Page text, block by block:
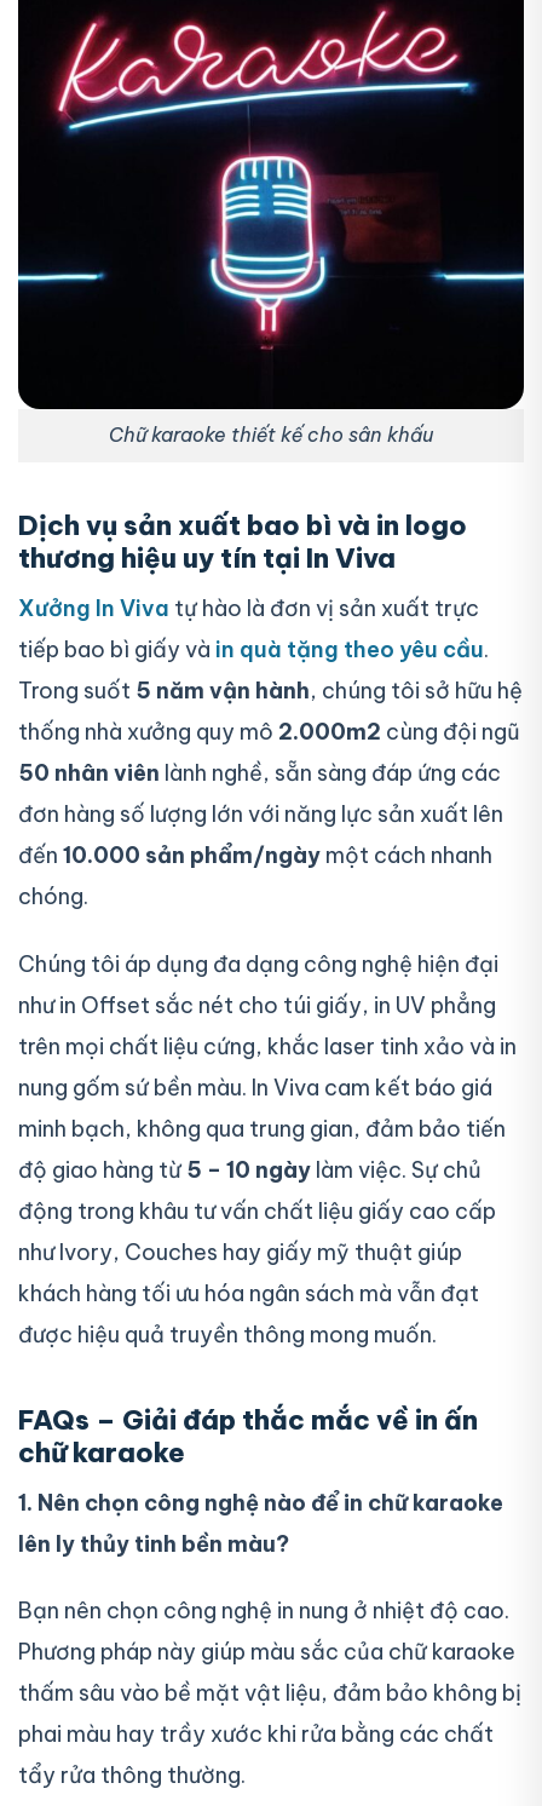
Chữ karaoke thiết kế cho sân khấu
Dịch vụ sản xuất bao bì và in logo
thương hiệu uy tín tại In Viva
Xưởng In Viva tự hào là đơn vị sản xuất trực
tiếp bao bì giấy và in quà tặng theo yêu cầu.
Trong suốt 5 năm vận hành, chúng tôi sở hữu hệ
thống nhà xưởng quy mô 2.000m2 cùng đội ngũ
50 nhân viên lành nghề, sẵn sàng đáp ứng các
đơn hàng số lượng lớn với năng lực sản xuất lên
đến 10.000 sản phẩm/ngày một cách nhanh
chóng.
Chúng tôi áp dụng đa dạng công nghệ hiện đại
như in Offset sắc nét cho túi giấy, in UV phẳng
trên mọi chất liệu cứng, khắc laser tinh xảo và in
nung gốm sứ bền màu. In Viva cam kết báo giá
minh bạch, không qua trung gian, đảm bảo tiến
độ giao hàng từ5 – 10 ngày làm việc. Sự chủ
động trong khâu tư vấn chất liệu giấy cao cấp
như Ivory, Couches hay giấy mỹ thuật giúp
khách hàng tối ưu hóa ngân sách mà vẫn đạt
được hiệu quả truyền thông mong muốn.
FAQs – Giải đáp thắc mắc về in ấn
chữ karaoke
1. Nên chọn công nghệ nào để in chữ karaoke
lên ly thủy tinh bền màu?
Bạn nên chọn công nghệ in nung ở nhiệt độ cao.
Phương pháp này giúp màu sắc của chữ karaoke
thấm sâu vào bề mặt vật liệu, đảm bảo không bị
phai màu hay trầy xước khi rửa bằng các chất
tẩy rửa thông thường.